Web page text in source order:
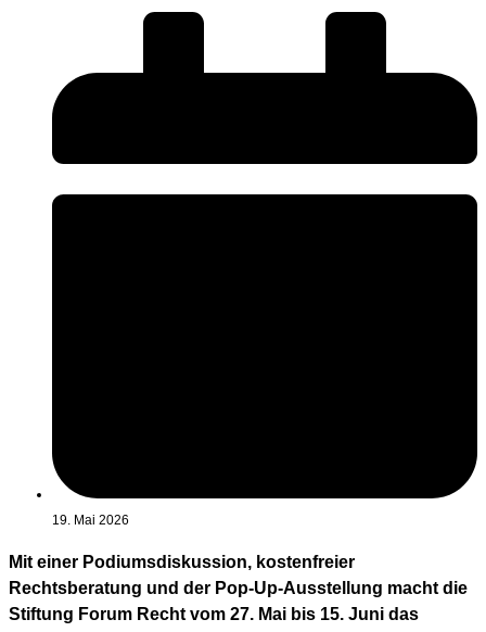
19. Mai 2026
Mit einer Podiumsdiskussion, kostenfreier
Rechtsberatung und der Pop-Up-Ausstellung macht die
Stiftung Forum Recht vom 27. Mai bis 15. Juni das